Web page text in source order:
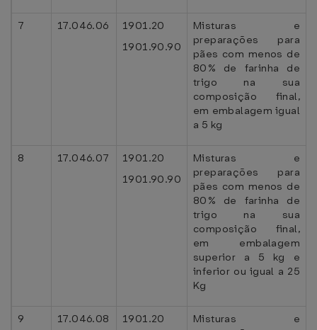
7 17.046.06
1901.20
1901.90.90
Misturas e
preparações para
pães com menos de
80% de farinha de
trigo na sua
composição final,
em embalagem igual
a 5 kg
8 17.046.07
1901.20
1901.90.90
Misturas e
preparações para
pães com menos de
80% de farinha de
trigo na sua
composição final,
em embalagem
superior a 5 kg e
inferior ou igual a 25
Kg
9 17.046.08 1901.20
Misturas e